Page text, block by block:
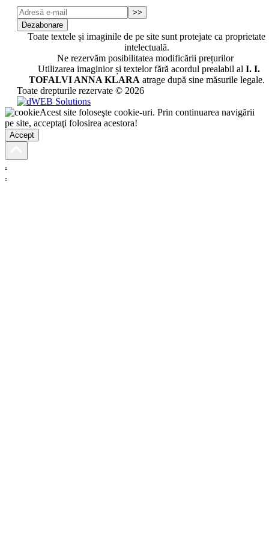
>>
Dezabonare
Toate textele și imaginile de pe site sunt protejate ca proprietate
intelectuală.
Ne rezervăm posibilitatea modificării prețurilor
Utilizarea imaginior și textelor fără acordul prealabil al I. I.
TOFALVI ANNA KLARA atrage după sine măsurile legale.
Toate drepturile rezervate © 2026
Acest site foloseşte cookie-uri. Prin continuarea navigării
pe site, acceptaţi folosirea acestora!
Accept
.
.